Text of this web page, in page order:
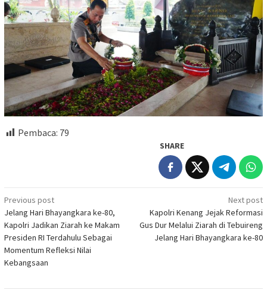
Pembaca: 79
SHARE
Post
navigation
Previous post
Jelang Hari Bhayangkara ke-80,
Kapolri Jadikan Ziarah ke Makam
Presiden RI Terdahulu Sebagai
Momentum Refleksi Nilai
Kebangsaan
Next post
Kapolri Kenang Jejak Reformasi
Gus Dur Melalui Ziarah di Tebuireng
Jelang Hari Bhayangkara ke-80